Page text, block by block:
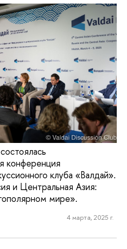
конференция
клуба «Валдай».
и Центральная Азия:
мире».
4 марта, 2025 г.